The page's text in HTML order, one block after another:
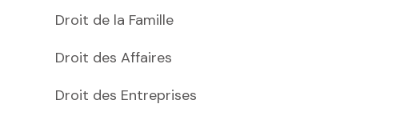
Droit de la Famille
Droit des Affaires
Droit des Entreprises